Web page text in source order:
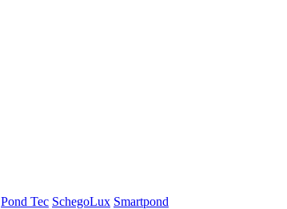
Pond Tec SchegoLux Smartpond